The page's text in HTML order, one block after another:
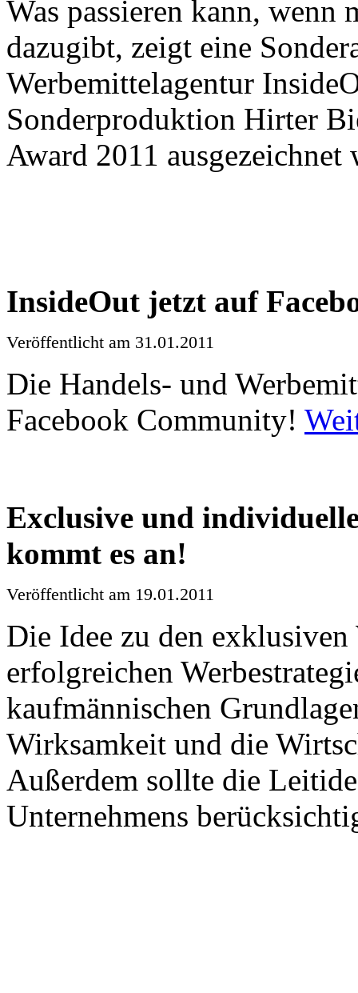
Was passieren kann, wenn
dazugibt, zeigt eine
Werbemittelagentur
Sonderproduktion Hirter
Award 2011 ausgezeichnet
InsideOut jetzt auf
Veröffentlicht am 31.01.2011
Die Handels- und
Facebook Community!
Exclusive und
kommt es an!
Veröffentlicht am 19.01.2011
Die Idee zu den exklusiven
erfolgreichen
kaufmännischen
Wirksamkeit und die
Außerdem sollte die
Unternehmens